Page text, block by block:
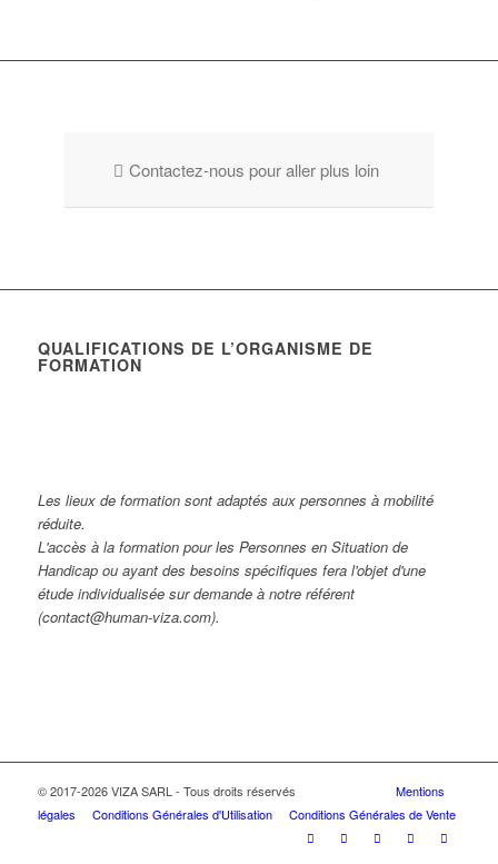
Contactez-nous pour aller plus loin
QUALIFICATIONS DE L’ORGANISME DE
FORMATION
Les lieux de formation sont adaptés aux personnes à mobilité
réduite.
L'accès à la formation pour les Personnes en Situation de
Handicap ou ayant des besoins spécifiques fera l'objet d'une
étude individualisée sur demande à notre référent
(contact@human-viza.com).
© 2017-2026 VIZA SARL - Tous droits réservés Mentions
légales
Conditions Générales d'Utilisation Conditions Générales de Vente